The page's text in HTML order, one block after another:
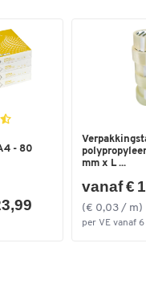
- 80
mm x L ...
vanaf €
(€ 0,03 / m)
per VE vanaf 6